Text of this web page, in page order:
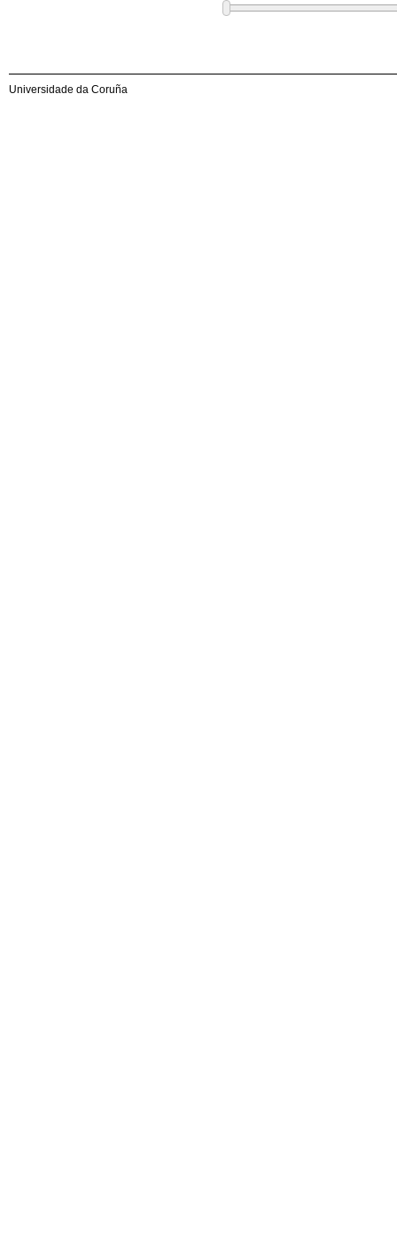
Universidade da Coruña